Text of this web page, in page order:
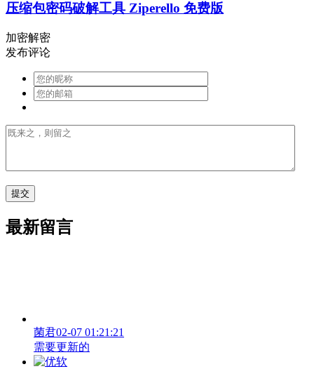
压缩包密码破解工具 Ziperello 免费版
加密解密
发布评论
最新留言
菌君02-07 01:21:21
需要更新的